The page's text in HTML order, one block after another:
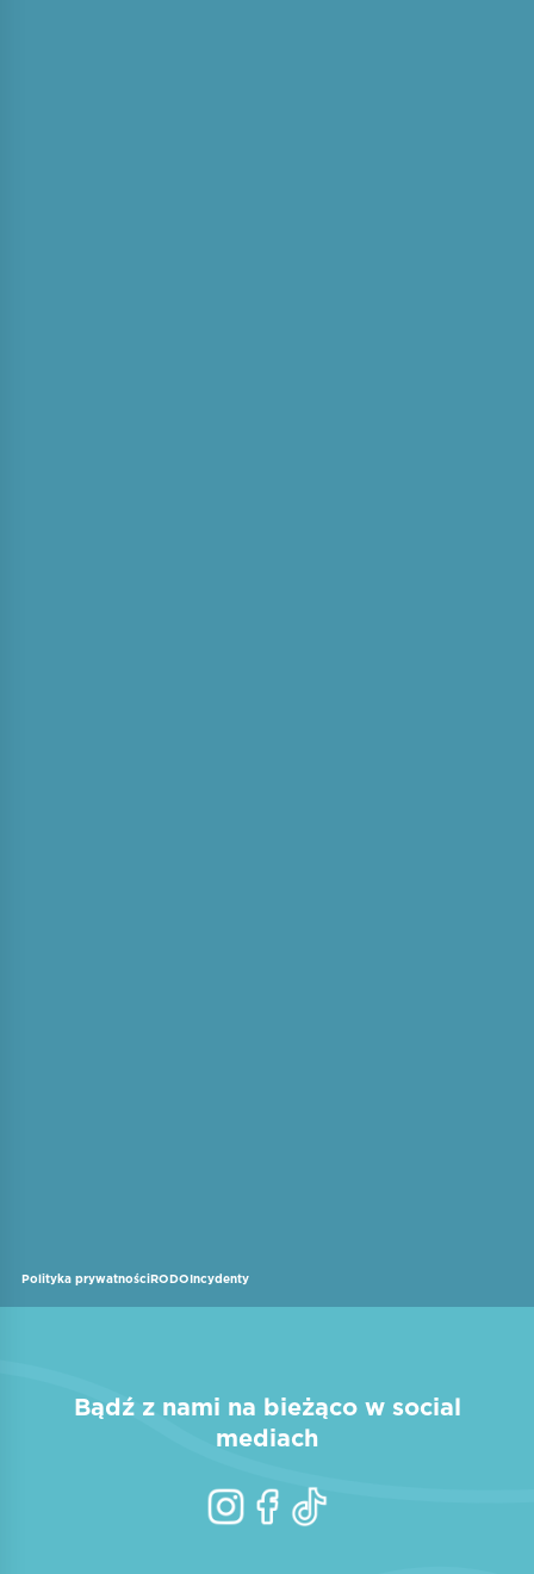
Polityka prywatnościRODOIncydenty
Bądź z nami na bieżąco w social
mediach